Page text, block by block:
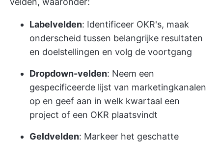
Labelvelden: Identificeer OKR's, maak
onderscheid tussen belangrijke resultaten
en doelstellingen en volg de voortgang
Dropdown-velden: Neem een
gespecificeerde lijst van marketingkanalen
op en geef aan in welk kwartaal een
project of een OKR plaatsvindt
Geldvelden: Markeer het geschatte